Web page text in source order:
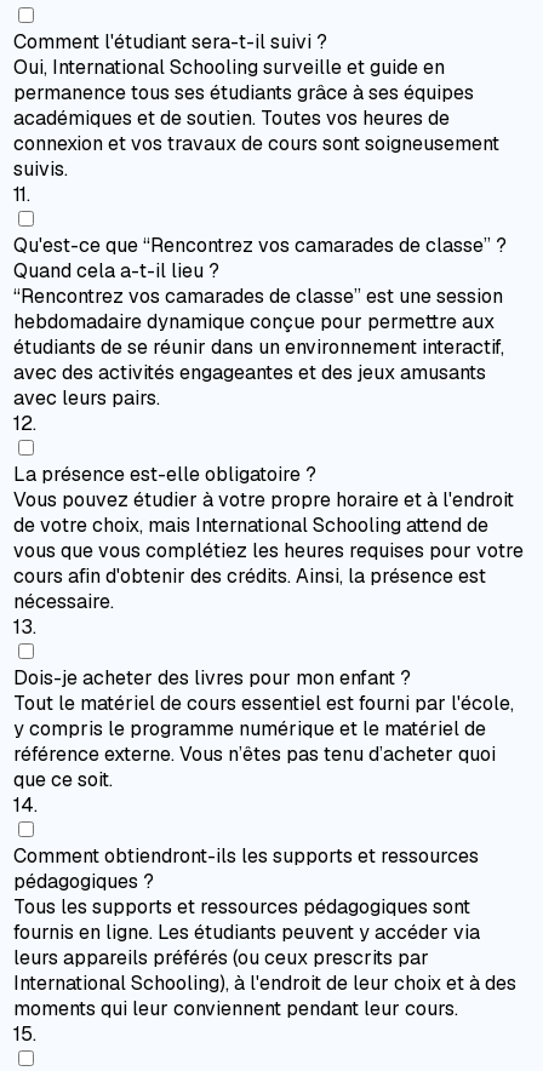
Comment l'étudiant sera-t-il suivi ?
Oui, International Schooling surveille et guide en
permanence tous ses étudiants grâce à ses équipes
académiques et de soutien. Toutes vos heures de
connexion et vos travaux de cours sont soigneusement
suivis.
11.
Qu'est-ce que “Rencontrez vos camarades de classe” ?
Quand cela a-t-il lieu ?
“Rencontrez vos camarades de classe” est une session
hebdomadaire dynamique conçue pour permettre aux
étudiants de se réunir dans un environnement interactif,
avec des activités engageantes et des jeux amusants
avec leurs pairs.
12.
La présence est-elle obligatoire ?
Vous pouvez étudier à votre propre horaire et à l'endroit
de votre choix, mais International Schooling attend de
vous que vous complétiez les heures requises pour votre
cours afin d'obtenir des crédits. Ainsi, la présence est
nécessaire.
13.
Dois-je acheter des livres pour mon enfant ?
Tout le matériel de cours essentiel est fourni par l'école,
y compris le programme numérique et le matériel de
référence externe. Vous n’êtes pas tenu d’acheter quoi
que ce soit.
14.
Comment obtiendront-ils les supports et ressources
pédagogiques ?
Tous les supports et ressources pédagogiques sont
fournis en ligne. Les étudiants peuvent y accéder via
leurs appareils préférés (ou ceux prescrits par
International Schooling), à l'endroit de leur choix et à des
moments qui leur conviennent pendant leur cours.
15.